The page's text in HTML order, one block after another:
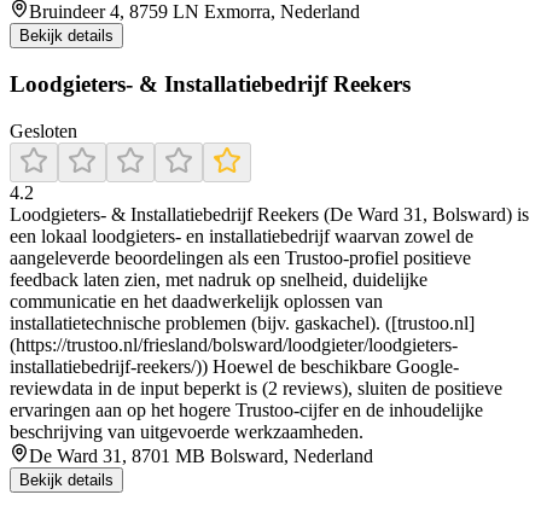
Bruindeer 4, 8759 LN Exmorra, Nederland
Bekijk details
Loodgieters- & Installatiebedrijf Reekers
Gesloten
4.2
Loodgieters- & Installatiebedrijf Reekers (De Ward 31, Bolsward) is
een lokaal loodgieters- en installatiebedrijf waarvan zowel de
aangeleverde beoordelingen als een Trustoo-profiel positieve
feedback laten zien, met nadruk op snelheid, duidelijke
communicatie en het daadwerkelijk oplossen van
installatietechnische problemen (bijv. gaskachel). ([trustoo.nl]
(https://trustoo.nl/friesland/bolsward/loodgieter/loodgieters-
installatiebedrijf-reekers/)) Hoewel de beschikbare Google-
reviewdata in de input beperkt is (2 reviews), sluiten de positieve
ervaringen aan op het hogere Trustoo-cijfer en de inhoudelijke
beschrijving van uitgevoerde werkzaamheden.
De Ward 31, 8701 MB Bolsward, Nederland
Bekijk details